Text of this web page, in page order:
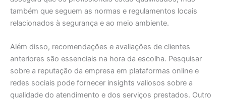
também que seguem as normas e regulamentos locais
relacionados à segurança e ao meio ambiente.
Além disso, recomendações e avaliações de clientes
anteriores são essenciais na hora da escolha. Pesquisar
sobre a reputação da empresa em plataformas online e
redes sociais pode fornecer insights valiosos sobre a
qualidade do atendimento e dos serviços prestados. Outro